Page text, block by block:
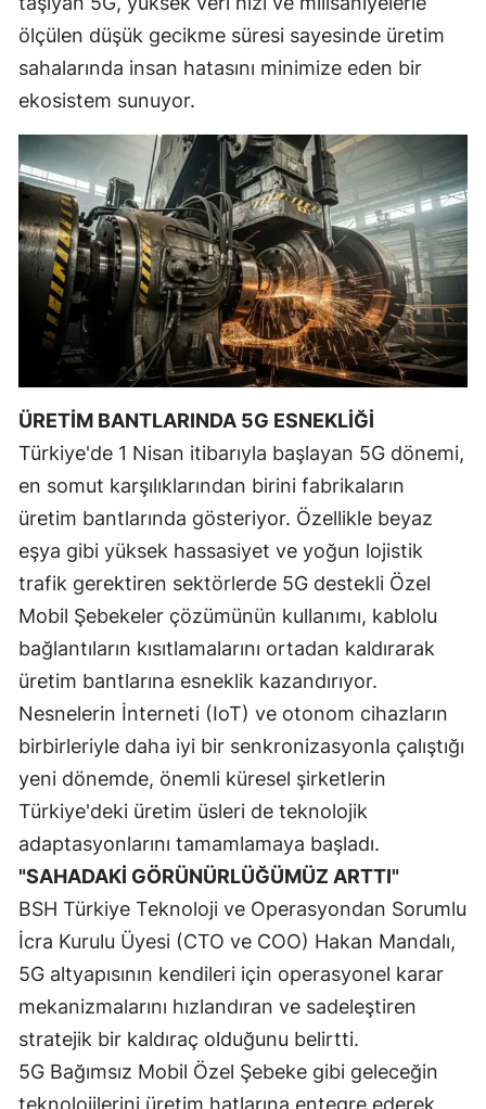
Hakkari
Hatay
Mersin
İstanbul
İzmir
Kars
Kastamonu
Kayseri
Kırklareli
Kırşehir
Kocaeli
Konya
Kütahya
Malatya
Manisa
Kahramanmaraş
Mardin
Muğla
Muş
Nevşehir
Niğde
Ordu
Sakarya
ölçülen düşük gecikme süresi sayesinde üretim
sahalarında insan hatasını minimize eden bir
ekosistem sunuyor.
ÜRETİM BANTLARINDA 5G ESNEKLİĞİ
Türkiye'de 1 Nisan itibarıyla başlayan 5G dönemi,
en somut karşılıklarından birini fabrikaların
üretim bantlarında gösteriyor. Özellikle beyaz
eşya gibi yüksek hassasiyet ve yoğun lojistik
trafik gerektiren sektörlerde 5G destekli Özel
Mobil Şebekeler çözümünün kullanımı, kablolu
bağlantıların kısıtlamalarını ortadan kaldırarak
üretim bantlarına esneklik kazandırıyor.
Nesnelerin İnterneti (IoT) ve otonom cihazların
birbirleriyle daha iyi bir senkronizasyonla çalıştığı
yeni dönemde, önemli küresel şirketlerin
Türkiye'deki üretim üsleri de teknolojik
adaptasyonlarını tamamlamaya başladı.
"SAHADAKİ GÖRÜNÜRLÜĞÜMÜZ ARTTI"
BSH Türkiye Teknoloji ve Operasyondan Sorumlu
İcra Kurulu Üyesi (CTO ve COO) Hakan Mandalı,
5G altyapısının kendileri için operasyonel karar
mekanizmalarını hızlandıran ve sadeleştiren
stratejik bir kaldıraç olduğunu belirtti.
5G Bağımsız Mobil Özel Şebeke gibi geleceğin
teknolojilerini üretim hatlarına entegre ederek